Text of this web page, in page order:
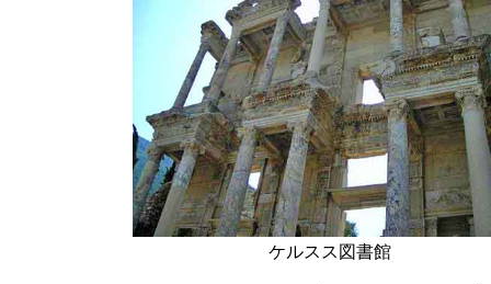
ケルスス図書館